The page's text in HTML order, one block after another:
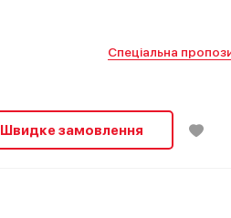
Спеціальна
Швидке замовлення